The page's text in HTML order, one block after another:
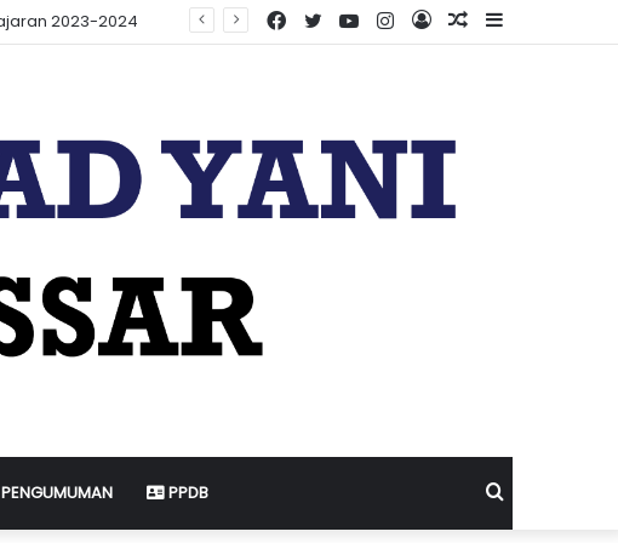
Random
Log
Instagram
YouTube
Twitter
Facebook
PENGUMUMAN PPDB Search